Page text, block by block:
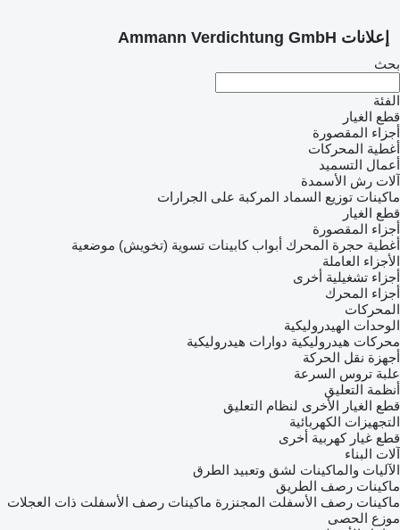
إعلانات Ammann Verdichtung GmbH
بحث
الفئة
قطع الغيار
أجزاء المقصورة
أغطية المحركات
أعمال التسميد
آلات رش الأسمدة
ماكينات توزيع السماد المركبة على الجرارات
قطع الغيار
أجزاء المقصورة
أغطية حجرة المحرك أبواب كابينات تسوية (تخويش) موضعية
الأجزاء العاملة
أجزاء تشغيلية أخرى
أجزاء المحرك
المحركات
الوحدات الهيدروليكية
محركات هيدروليكية دوارات هيدروليكية
أجهزة نقل الحركة
علبة تروس السرعة
أنظمة التعليق
قطع الغيار الأخرى لنظام التعليق
التجهيزات الكهربائية
قطع غيار كهربية أخرى
آلات البناء
الآليات والماكينات لشق وتعبيد الطرق
ماكينات رصف الطريق
ماكينات رصف الأسفلت المجنزرة ماكينات رصف الأسفلت ذات العجلات
موزع الحصى